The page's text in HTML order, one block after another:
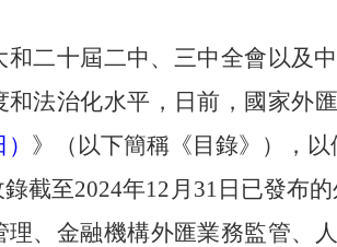
二十屆二中、三中全會以及
法治化水平，日前，國家外
》
（以下簡稱《目錄》），
截至2024年12月31日已發布
、金融機構外匯業務監管、